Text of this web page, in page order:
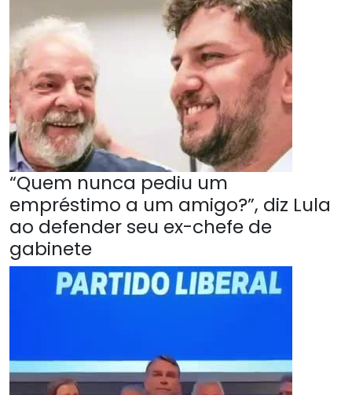
“Quem nunca pediu um
empréstimo a um amigo?”, diz Lula
ao defender seu ex-chefe de
gabinete